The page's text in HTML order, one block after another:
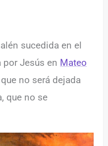
sucedida en el
por Jesús en Mateo
no será dejada
que no se